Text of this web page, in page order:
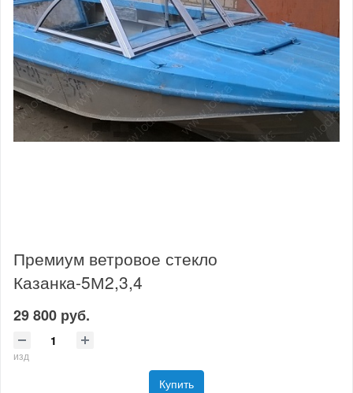
Премиум ветровое стекло
Казанка-5М2,3,4
29 800 руб.
изд
Купить